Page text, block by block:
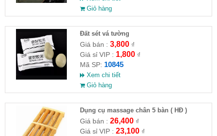
Giỏ hàng
Đất sét vá tường
Giá bán : 3,800₫
Giá sỉ VIP : 1,800₫
Mã SP: 10845
Xem chi tiết
Giỏ hàng
Dụng cụ massage chân 5 bàn ( HĐ )
Giá bán : 26,400₫
Giá sỉ VIP : 23,100₫